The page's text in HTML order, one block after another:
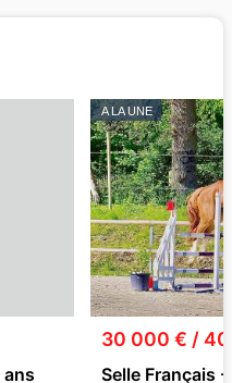
ans
A LA UNE
30 000 € /
Selle Français